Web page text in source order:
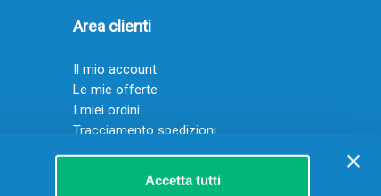
Accetta tutti
Area clienti
Il mio account
Le mie offerte
I miei ordini
Tracciamento spedizioni
Resi
Servizio clienti